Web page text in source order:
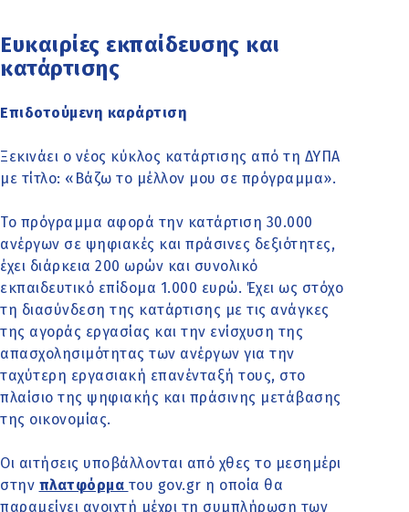
Ευκαιρίες εκπαίδευσης και
κατάρτισης
Επιδοτούμενη καράρτιση
Ξεκινάει ο νέος κύκλος κατάρτισης από τη ΔΥΠΑ
με τίτλο: «Βάζω το μέλλον μου σε πρόγραμμα».
Το πρόγραμμα αφορά την κατάρτιση 30.000
ανέργων σε ψηφιακές και πράσινες δεξιότητες,
έχει διάρκεια 200 ωρών και συνολικό
εκπαιδευτικό επίδομα 1.000 ευρώ. Έχει ως στόχο
τη διασύνδεση της κατάρτισης με τις ανάγκες
της αγοράς εργασίας και την ενίσχυση της
απασχολησιμότητας των ανέργων για την
ταχύτερη εργασιακή επανένταξή τους, στο
πλαίσιο της ψηφιακής και πράσινης μετάβασης
της οικονομίας.
Οι αιτήσεις υποβάλλονται από χθες το μεσημέρι
στην πλατφόρμα του gov.gr η οποία θα
παραμείνει ανοιχτή μέχρι τη συμπλήρωση των